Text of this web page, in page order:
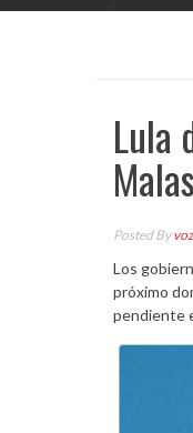
Lula
Posted By
Los
próximo
pendiente